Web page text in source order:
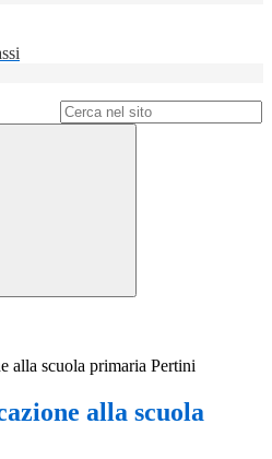
alla scuola primaria Pertini
alla scuola